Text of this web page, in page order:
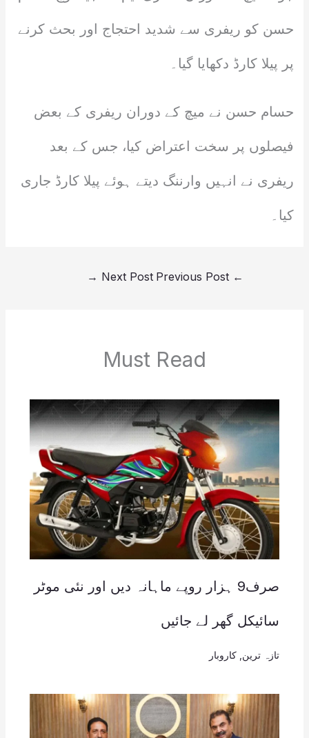
حسن کو ریفری سے شدید احتجاج اور بحث کرنے
پر پیلا کارڈ دکھایا گیا۔
حسام حسن نے میچ کے دوران ریفری کے بعض
فیصلوں پر سخت اعتراض کیا، جس کے بعد
ریفری نے انہیں وارننگ دیتے ہوئے پیلا کارڈ جاری
کیا۔
←
Next Post
→
Must Read
صرف9 ہزار روپے ماہانہ دیں اور نئی موٹر
سائیکل گھر لے جائیں
تازہ ترین کاروبار